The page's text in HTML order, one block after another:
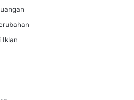
Iklan